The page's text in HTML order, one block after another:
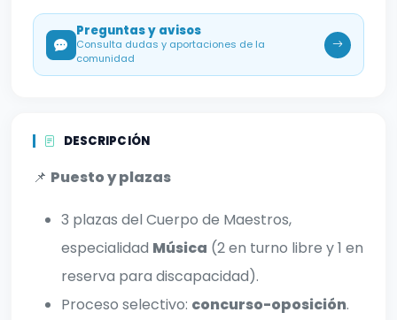
Preguntas y avisos
Consulta dudas y aportaciones de la
comunidad
DESCRIPCIÓN
📌 Puesto y plazas
3 plazas del Cuerpo de Maestros,
especialidad Música (2 en turno libre y 1 en
reserva para discapacidad).
Proceso selectivo: concurso-oposición.